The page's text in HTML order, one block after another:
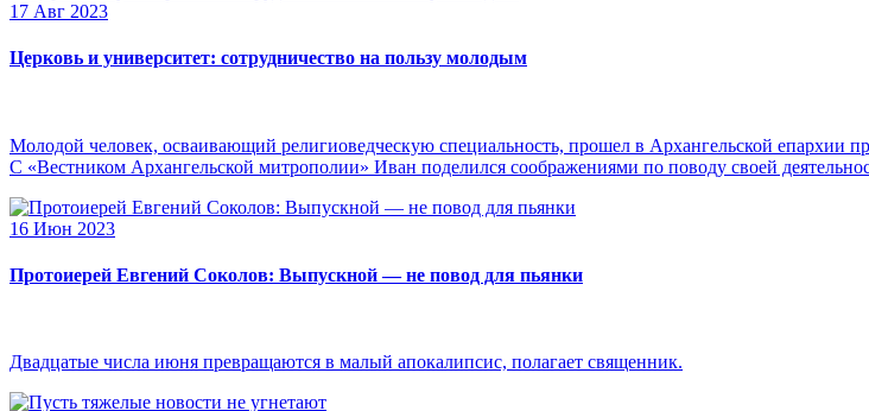
17 Авг 2023
Церковь и университет: сотрудничество на пользу молодым
Молодой человек, осваивающий религиоведческую специальность, прошел в Архангельской епархии
С «Вестником Архангельской митрополии» Иван поделился соображениями по поводу своей
16 Июн 2023
Протоиерей Евгений Соколов: Выпускной — не повод для пьянки
Двадцатые числа июня превращаются в малый апокалипсис, полагает священник.